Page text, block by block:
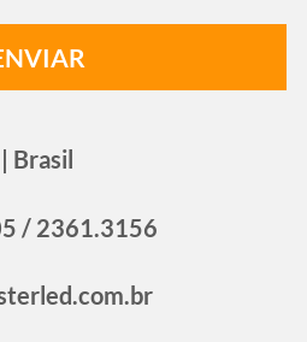
Brasil
/ 2361.3156